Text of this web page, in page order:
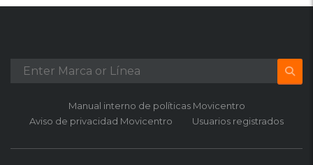
Manual interno de políticas Movicentro
Aviso de privacidad Movicentro
Usuarios registrados